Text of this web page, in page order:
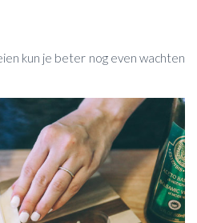
kun je beter nog even wachten